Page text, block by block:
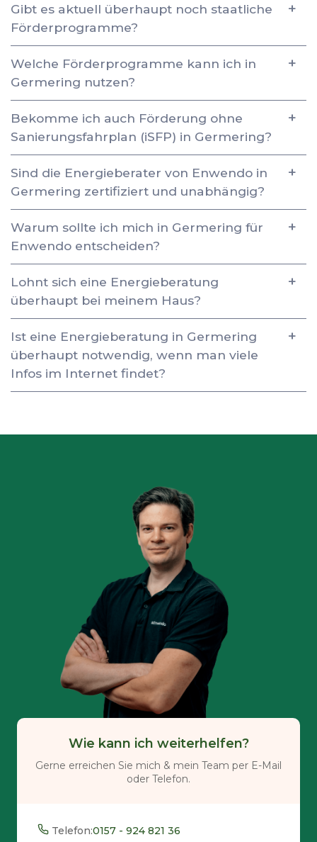
Gibt es aktuell überhaupt noch staatliche
Förderprogramme?
Welche Förderprogramme kann ich in
Germering nutzen?
Bekomme ich auch Förderung ohne
Sanierungsfahrplan (iSFP) in Germering?
Sind die Energieberater von Enwendo in
Germering zertifiziert und unabhängig?
Warum sollte ich mich in Germering für
Enwendo entscheiden?
Lohnt sich eine Energieberatung
überhaupt bei meinem Haus?
Ist eine Energieberatung in Germering
überhaupt notwendig, wenn man viele
Infos im Internet findet?
Wie kann ich weiterhelfen?
Gerne erreichen Sie mich & mein Team per E-Mail
oder Telefon.
Telefon:0157 - 924 821 36